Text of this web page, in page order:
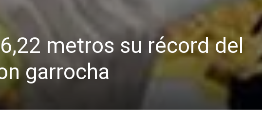
metros su récord del
garrocha